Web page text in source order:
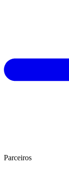
Parceiros